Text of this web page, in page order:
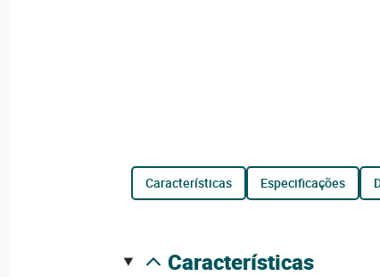
características especificações
características